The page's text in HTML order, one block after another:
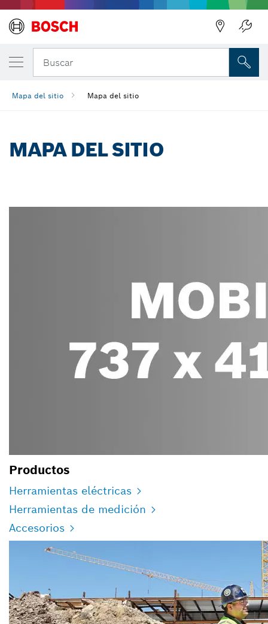
Buscar
Mapa del sitio Mapa del sitio
MAPA DEL SITIO
Productos
Herramientas eléctricas
Herramientas de medición
Accesorios